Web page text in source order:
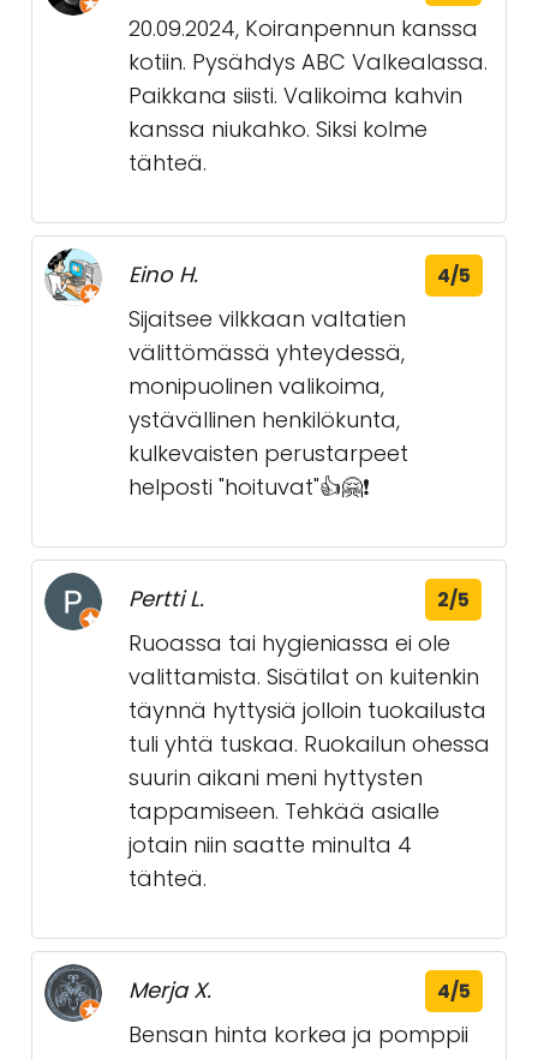
20.09.2024, Koiranpennun kanssa
kotiin. Pysähdys ABC Valkealassa.
Paikkana siisti. Valikoima kahvin
kanssa niukahko. Siksi kolme
tähteä.
Eino H. 4/5
Sijaitsee vilkkaan valtatien
välittömässä yhteydessä,
monipuolinen valikoima,
ystävällinen henkilökunta,
kulkevaisten perustarpeet
helposti "hoituvat"👍🤗❗
Pertti L. 2/5
Ruoassa tai hygieniassa ei ole
valittamista. Sisätilat on kuitenkin
täynnä hyttysiä jolloin tuokailusta
tuli yhtä tuskaa. Ruokailun ohessa
suurin aikani meni hyttysten
tappamiseen. Tehkää asialle
jotain niin saatte minulta 4
tähteä.
Merja X. 4/5
Bensan hinta korkea ja pomppii